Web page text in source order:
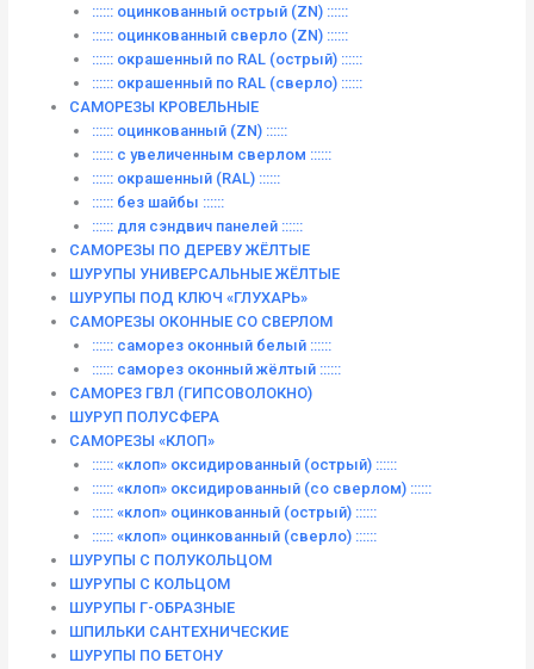
:::::: оцинкованный острый (ZN) ::::::
:::::: оцинкованный сверло (ZN) ::::::
:::::: окрашенный по RAL (острый) ::::::
:::::: окрашенный по RAL (сверло) ::::::
САМОРЕЗЫ КРОВЕЛЬНЫЕ
:::::: оцинкованный (ZN) ::::::
:::::: с увеличенным сверлом ::::::
:::::: окрашенный (RAL) ::::::
:::::: без шайбы ::::::
:::::: для сэндвич панелей ::::::
САМОРЕЗЫ ПО ДЕРЕВУ ЖЁЛТЫЕ
ШУРУПЫ УНИВЕРСАЛЬНЫЕ ЖЁЛТЫЕ
ШУРУПЫ ПОД КЛЮЧ «ГЛУХАРЬ»
САМОРЕЗЫ ОКОННЫЕ СО СВЕРЛОМ
:::::: саморез оконный белый ::::::
:::::: саморез оконный жёлтый ::::::
САМОРЕЗ ГВЛ (ГИПСОВОЛОКНО)
ШУРУП ПОЛУСФЕРА
САМОРЕЗЫ «КЛОП»
:::::: «клоп» оксидированный (острый) ::::::
:::::: «клоп» оксидированный (со сверлом) ::::::
:::::: «клоп» оцинкованный (острый) ::::::
:::::: «клоп» оцинкованный (сверло) ::::::
ШУРУПЫ С ПОЛУКОЛЬЦОМ
ШУРУПЫ С КОЛЬЦОМ
ШУРУПЫ Г-ОБРАЗНЫЕ
ШПИЛЬКИ САНТЕХНИЧЕСКИЕ
ШУРУПЫ ПО БЕТОНУ